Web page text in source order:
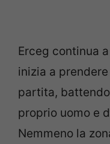
Erceg continua
inizia a
partita,
proprio uomo e
Nemmeno la